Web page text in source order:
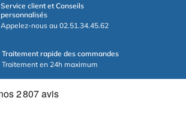
Service client et Conseils
personnalisés
Appelez-nous au 02.51.34.45.62
Traitement rapide des commandes
Traitement en 24h maximum